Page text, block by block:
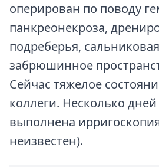
оперирован по поводу
панкреонекроза,
подреберья,
забрюшинное
Сейчас тяжелое
коллеги. Несколько
выполнена
неизвестен).